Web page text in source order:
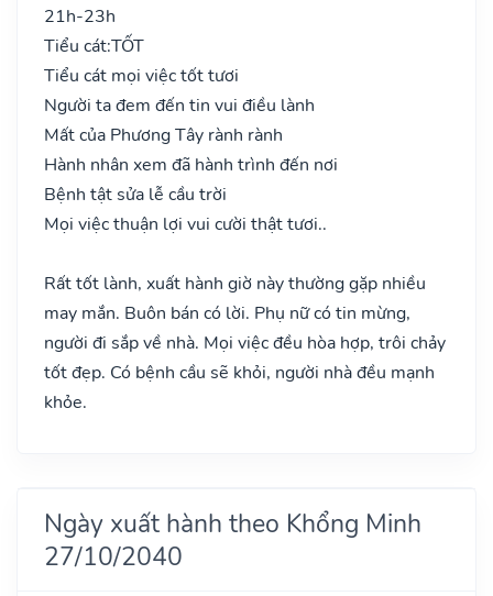
21h-23h
Tiểu cát:TỐT
Tiểu cát mọi việc tốt tươi
Người ta đem đến tin vui điều lành
Mất của Phương Tây rành rành
Hành nhân xem đã hành trình đến nơi
Bệnh tật sửa lễ cầu trời
Mọi việc thuận lợi vui cười thật tươi..
Rất tốt lành, xuất hành giờ này thường gặp nhiều
may mắn. Buôn bán có lời. Phụ nữ có tin mừng,
người đi sắp về nhà. Mọi việc đều hòa hợp, trôi chảy
tốt đẹp. Có bệnh cầu sẽ khỏi, người nhà đều mạnh
khỏe.
Ngày xuất hành theo Khổng Minh
27/10/2040